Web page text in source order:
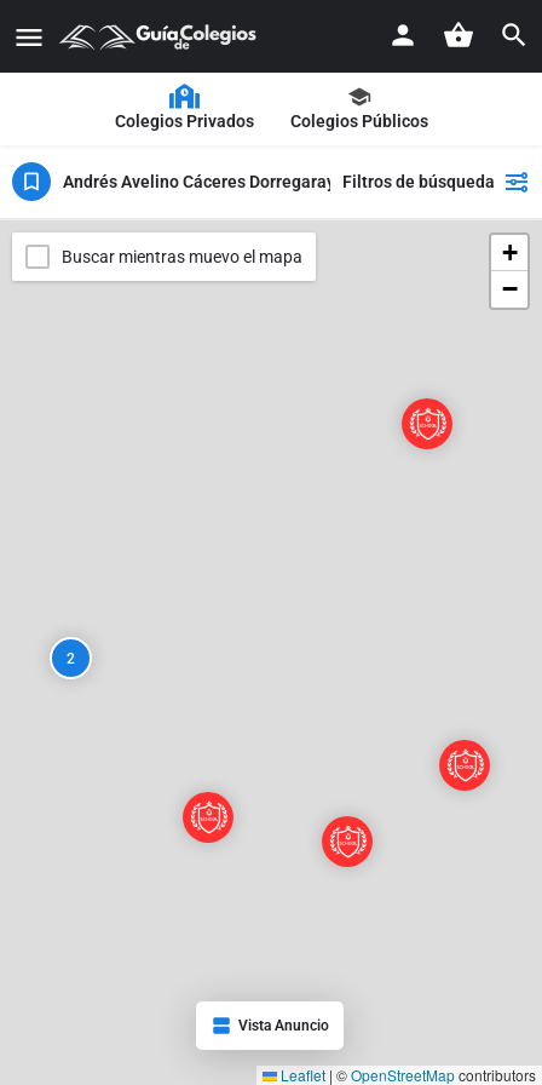
Colegios Privados Colegios Públicos
Andrés Avelino Cáceres Dorregaray Filtros de búsqueda
2
+
−
Leaflet | ©OpenStreetMapcontributors
Buscar mientras muevo el mapa
Vista Anuncio